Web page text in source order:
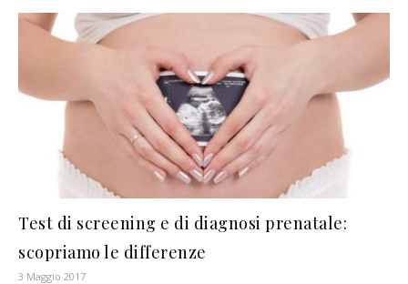
Test di screening e di diagnosi prenatale:
scopriamo le differenze
3 Maggio 2017